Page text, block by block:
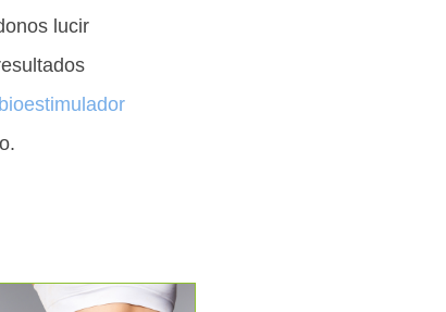
lucir
bioestimulador